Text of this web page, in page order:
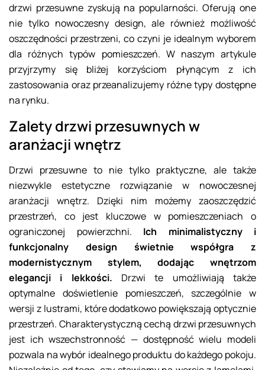
drzwi przesuwne zyskują na popularności. Oferują one
nie tylko nowoczesny design, ale również możliwość
oszczędności przestrzeni, co czyni je idealnym wyborem
dla różnych typów pomieszczeń. W naszym artykule
przyjrzymy się bliżej korzyściom płynącym z ich
zastosowania oraz przeanalizujemy różne typy dostępne
na rynku.
Zalety drzwi przesuwnych w
aranżacji wnętrz
Drzwi przesuwne to nie tylko praktyczne, ale także
niezwykle estetyczne rozwiązanie w nowoczesnej
aranżacji wnętrz. Dzięki nim możemy zaoszczędzić
przestrzeń, co jest kluczowe w pomieszczeniach o
ograniczonej powierzchni. Ich minimalistyczny i
funkcjonalny design świetnie współgra z
modernistycznym stylem, dodając wnętrzom
elegancji i lekkości. Drzwi te umożliwiają także
optymalne doświetlenie pomieszczeń, szczególnie w
wersji z lustrami, które dodatkowo powiększają optycznie
przestrzeń. Charakterystyczną cechą drzwi przesuwnych
jest ich wszechstronność — dostępność wielu modeli
pozwala na wybór idealnego produktu do każdego pokoju.